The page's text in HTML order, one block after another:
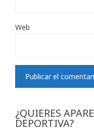
Web
¿QUIERES
DEPORTIVA?